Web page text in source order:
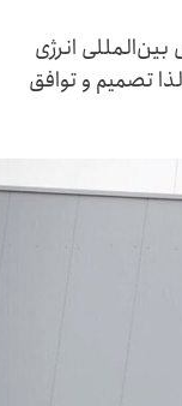
انرژی
تصمیم و توافق